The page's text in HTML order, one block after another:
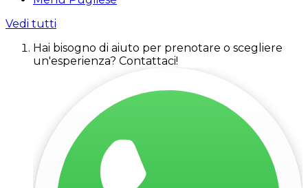
Vedi tutti
Hai bisogno di aiuto per prenotare o scegliere
un'esperienza? Contattaci!